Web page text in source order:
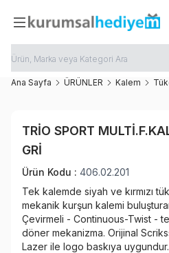
Ana Sayfa ÜRÜNLER Kalem
Paylaş
TRIO SPORT
GRI
Ürün Kodu : 406.02.201
Tek kalemde siyah ve kırmızı
mekanik kurşun kalemi
Çevirmeli - Continuous-Twist -
döner mekanizma. Orijinal
Lazer ile logo baskıya uygundur.